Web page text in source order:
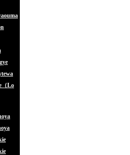
（Lo